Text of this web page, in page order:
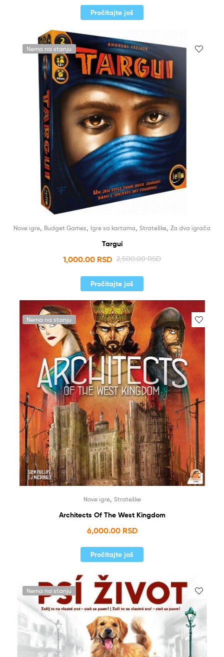
Pročitajte još
Nema na stanju
Nove igre Budget Games Igre sa kartama Strateške Za dva igrača
Targui
2,500.00RSD
1,000.00 RSD
Pročitajte još
Nema na stanju
Nove igre, Strateške
Architects Of The West Kingdom
6,000.00 RSD
Pročitajte još
Nema na stanju